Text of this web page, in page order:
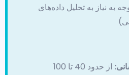
به نیاز به تحلیل داده‌های
از حدود 40 تا 100